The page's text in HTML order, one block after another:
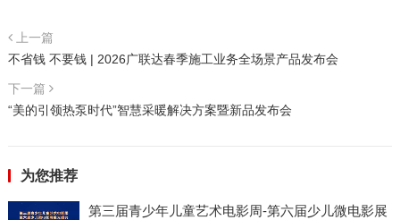
上一篇
不省钱 不要钱 | 2026广联达春季施工业务全场景产品发布会
下一篇
“美的引领热泵时代”智慧采暖解决方案暨新品发布会
为您推荐
第三届青少年儿童艺术电影周-第六届少儿微电影展